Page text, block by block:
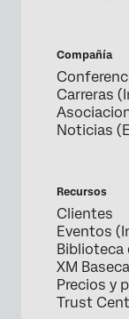
Compañía
Carreras
Noticias
Recursos
Clientes
Eventos
Biblioteca
XM
Precios y
Trust